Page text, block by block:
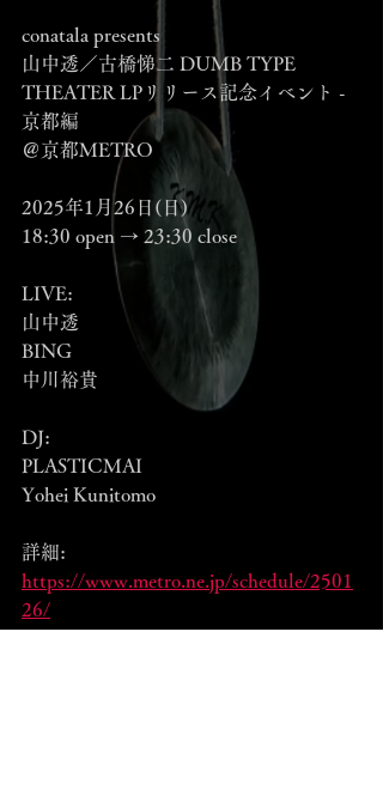
conatala presents
山中透／古橋悌二 DUMB TYPE
THEATER LPリリース記念イベント -
京都編
＠京都METRO
2025年1月26日(日)
18:30 open → 23:30 close
LIVE:
山中透
BING
中川裕貴
DJ:
PLASTICMAI
Yohei Kunitomo
詳細:
https://www.metro.ne.jp/schedule/2501
26/